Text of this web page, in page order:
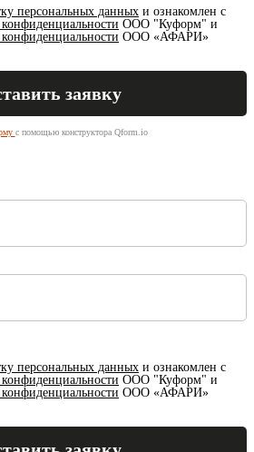
персональных данных и ознакомлен с
ООО "Куформ" и
ООО «АФАРИ»
с помощью конструктора Qform.io
персональных данных и ознакомлен с
ООО "Куформ" и
ООО «АФАРИ»